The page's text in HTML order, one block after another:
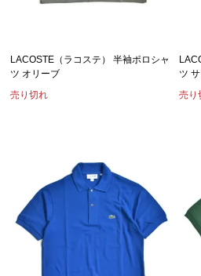
LACOSTE（ラコステ） 半袖ポロシャ
ツ オリーブ
売り切れ
ツ
売り